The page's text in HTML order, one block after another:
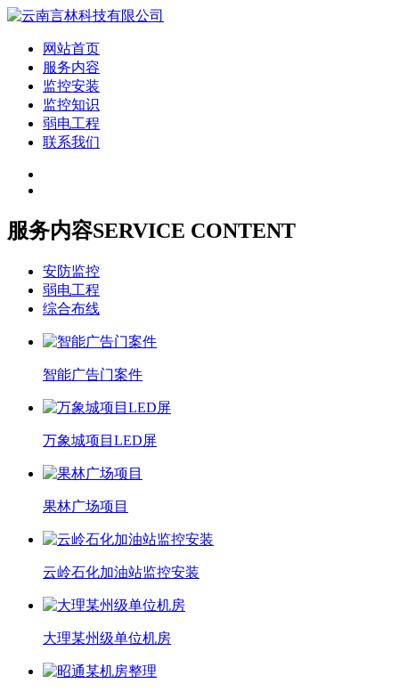
网站首页
服务内容
监控安装
监控知识
弱电工程
联系我们
服务内容SERVICE CONTENT
安防监控
弱电工程
综合布线
智能广告门案件
万象城项目LED屏
果林广场项目
云岭石化加油站监控安装
大理某州级单位机房